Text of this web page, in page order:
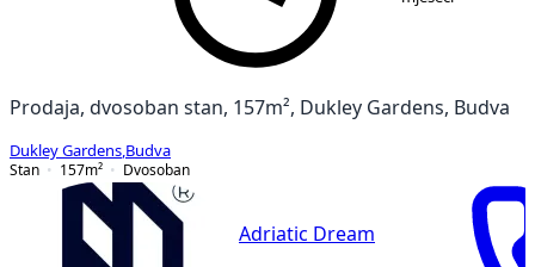
Prodaja, dvosoban stan, 157m², Dukley Gardens, Budva
Dukley Gardens Budva
Stan
157m² Dvosoban
Adriatic Dream